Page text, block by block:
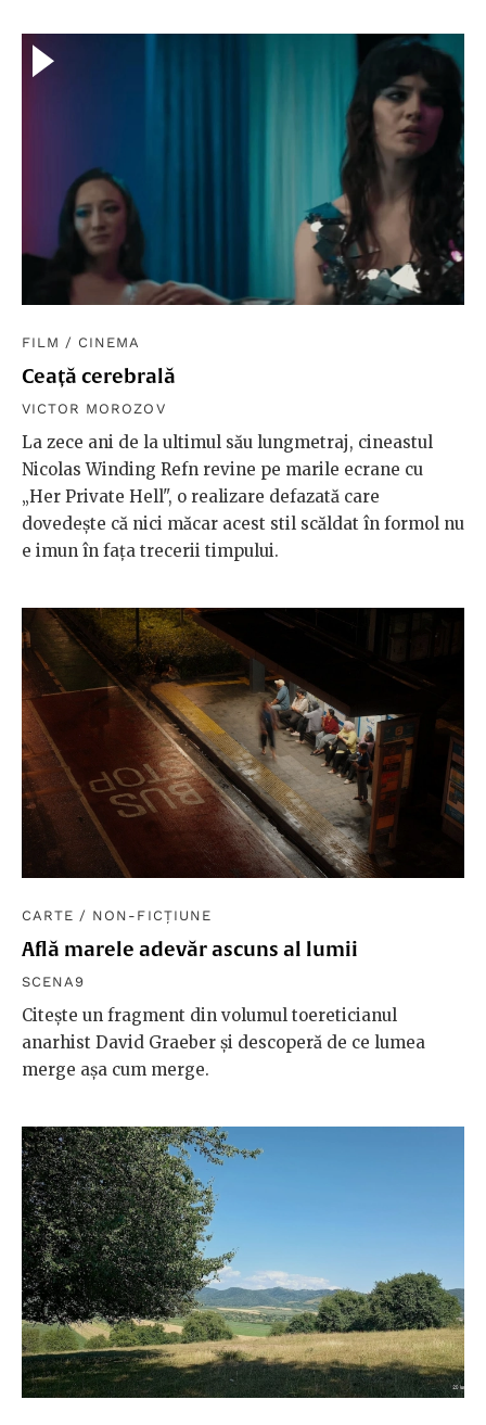
FILM / CINEMA
Ceață cerebrală
VICTOR MOROZOV
La zece ani de la ultimul său lungmetraj, cineastul
Nicolas Winding Refn revine pe marile ecrane cu
„Her Private Hell", o realizare defazată care
dovedește că nici măcar acest stil scăldat în formol nu
e imun în fața trecerii timpului.
CARTE / NON-FICȚIUNE
Află marele adevăr ascuns al lumii
SCENA9
Citește un fragment din volumul toereticianul
anarhist David Graeber și descoperă de ce lumea
merge așa cum merge.